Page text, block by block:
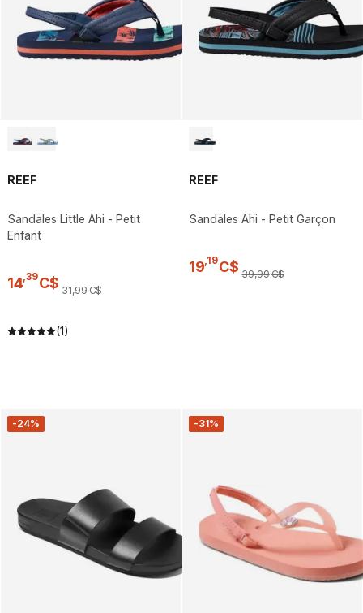
REEF
Sandales Little Ahi - Petit
Enfant
14,39C$ 31,99C$
(1)
REEF
Sandales Ahi - Petit Garçon
19,19C$ 39,99C$
-24% -31%